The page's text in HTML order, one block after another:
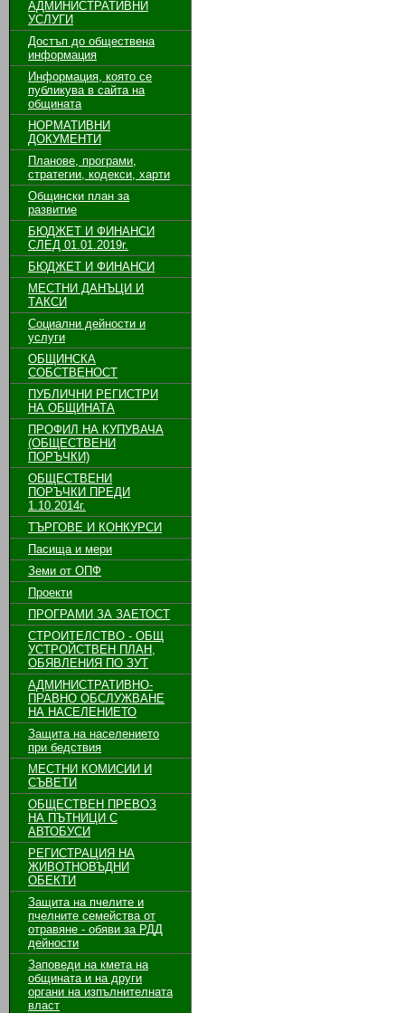
АДМИНИСТРАТИВНИ
УСЛУГИ
Достъп до обществена
информация
Информация, която се
публикува в сайта на
общината
НОРМАТИВНИ
ДОКУМЕНТИ
Планове, програми,
стратегии, кодекси, харти
Общински план за
развитие
БЮДЖЕТ И ФИНАНСИ
СЛЕД 01.01.2019г.
БЮДЖЕТ И ФИНАНСИ
МЕСТНИ ДАНЪЦИ И
ТАКСИ
Социални дейности и
услуги
ОБЩИНСКА
СОБСТВЕНОСТ
ПУБЛИЧНИ РЕГИСТРИ
НА ОБЩИНАТА
ПРОФИЛ НА КУПУВАЧА
(ОБЩЕСТВЕНИ
ПОРЪЧКИ)
ОБЩЕСТВЕНИ
ПОРЪЧКИ ПРЕДИ
1.10.2014г.
ТЪРГОВЕ И КОНКУРСИ
Пасища и мери
Земи от ОПФ
Проекти
ПРОГРАМИ ЗА ЗАЕТОСТ
СТРОИТЕЛСТВО - ОБЩ
УСТРОЙСТВЕН ПЛАН,
ОБЯВЛЕНИЯ ПО ЗУТ
АДМИНИСТРАТИВНО-
ПРАВНО ОБСЛУЖВАНЕ
НА НАСЕЛЕНИЕТО
Защита на населението
при бедствия
МЕСТНИ КОМИСИИ И
СЪВЕТИ
ОБЩЕСТВЕН ПРЕВОЗ
НА ПЪТНИЦИ С
АВТОБУСИ
РЕГИСТРАЦИЯ НА
ЖИВОТНОВЪДНИ
ОБЕКТИ
Защита на пчелите и
пчелните семейства от
отравяне - обяви за РДД
дейности
Заповеди на кмета на
общината и на други
органи на изпълнителната
власт